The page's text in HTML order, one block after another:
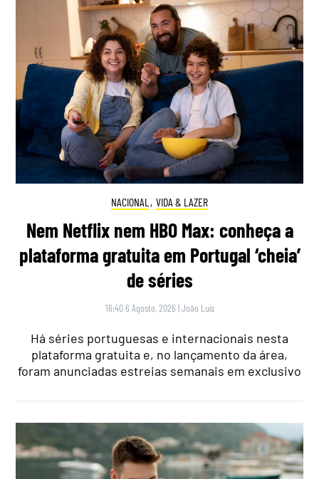
NACIONAL , VIDA & LAZER
Nem Netflix nem HBO Max: conheça a
plataforma gratuita em Portugal ‘cheia’
de séries
16:40 6 Agosto, 2026 |João Luís
Há séries portuguesas e internacionais nesta
plataforma gratuita e, no lançamento da área,
foram anunciadas estreias semanais em exclusivo